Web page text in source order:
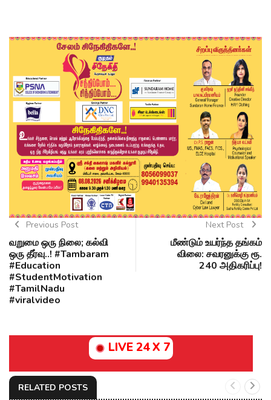
Previous Post
வறுமை ஒரு நிலை; கல்வி
ஒரு தீர்வு..! #Tambaram
#Education
#StudentMotivation
#TamilNadu
#viralvideo
Next Post
மீண்டும் உயர்ந்த தங்கம்
விலை: சவரனுக்கு ரூ.
240 அதிகரிப்பு!
LIVE 24 X 7
RELATED POSTS